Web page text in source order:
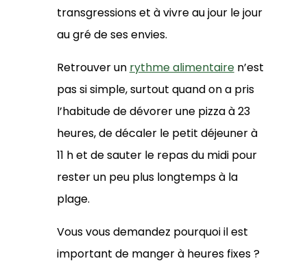
transgressions et à vivre au jour le jour
au gré de ses envies.
Retrouver un rythme alimentairen’est
pas si simple, surtout quand on a pris
l’habitude de dévorer une pizza à 23
heures, de décaler le petit déjeuner à
11 h et de sauter le repas du midi pour
rester un peu plus longtemps à la
plage.
Vous vous demandez pourquoi il est
important de manger à heures fixes ?